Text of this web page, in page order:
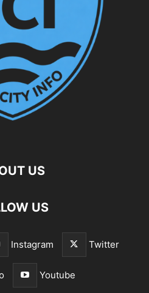
US
US
Instagram Twitter
Youtube